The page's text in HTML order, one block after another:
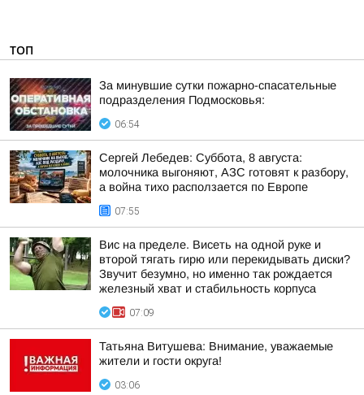
ТОП
За минувшие сутки пожарно-спасательные
подразделения Подмосковья:
06:54
Сергей Лебедев: Суббота, 8 августа:
молочника выгоняют, АЗС готовят к разбору,
а война тихо расползается по Европе
07:55
Вис на пределе. Висеть на одной руке и
второй тягать гирю или перекидывать диски?
Звучит безумно, но именно так рождается
железный хват и стабильность корпуса
07:09
Татьяна Витушева: Внимание, уважаемые
жители и гости округа!
03:06